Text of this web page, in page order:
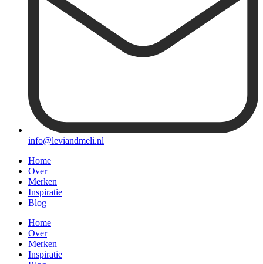
info@leviandmeli.nl
Home
Over
Merken
Inspiratie
Blog
Home
Over
Merken
Inspiratie